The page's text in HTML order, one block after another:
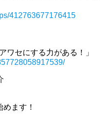
412763677176415
ワセにする力がある！」
ます！